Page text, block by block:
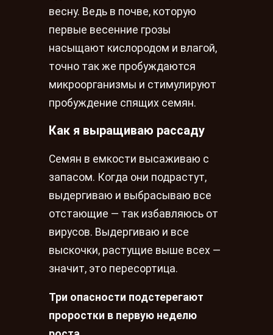
весну. Ведь в почве, которую
первые весенние грозы
насыщают кислородом и влагой,
точно так же пробуждаются
микроорганизмы и стимулируют
пробуждение спящих семян.
Как я выращиваю рассаду
Семян в емкости высаживаю с
запасом. Когда они подрастут,
выдергиваю и выбрасываю все
отстающие — так избавляюсь от
вирусов. Выдергиваю и все
выскочки, растущие выше всех —
значит, это пересортица.
Три опасности подстерегают
проростки в первую неделю